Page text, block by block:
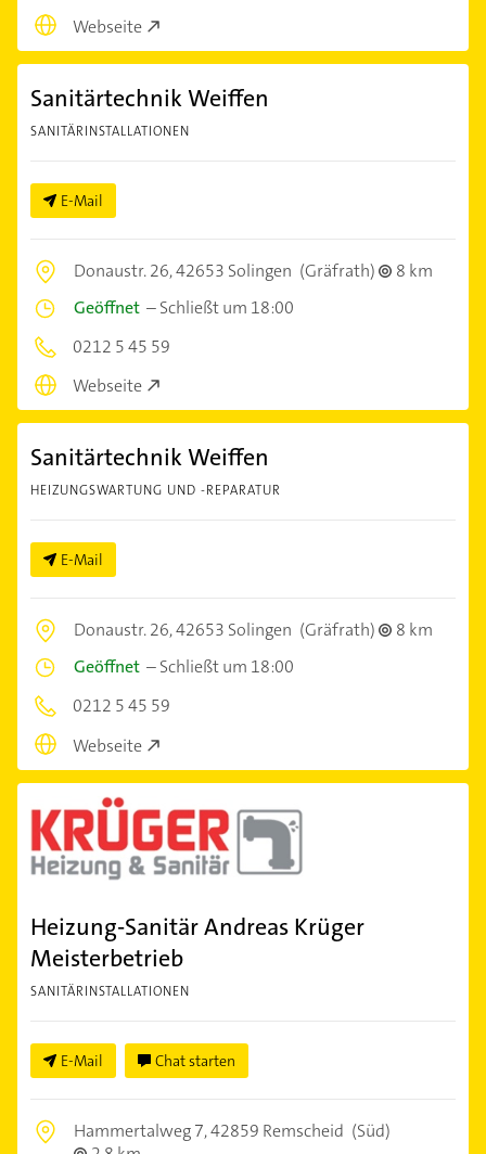
Webseite
Sanitärtechnik Weiffen
SANITÄRINSTALLATIONEN
E-Mail
Donaustr. 26,42653 Solingen (Gräfrath)
8 km
Geöffnet –Schließt um 18:00
0212 5 45 59
Webseite
Sanitärtechnik Weiffen
HEIZUNGSWARTUNG UND -REPARATUR
E-Mail
Donaustr. 26,42653 Solingen (Gräfrath)
8 km
Geöffnet –Schließt um 18:00
0212 5 45 59
Webseite
Heizung-Sanitär Andreas Krüger
Meisterbetrieb
SANITÄRINSTALLATIONEN
E-Mail Chat starten
Hammertalweg 7,42859 Remscheid (Süd)